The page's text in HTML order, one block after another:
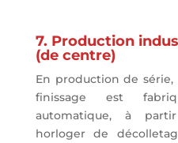
7. Production
(de centre)
En production de
finissage est
automatique, à
horloger de